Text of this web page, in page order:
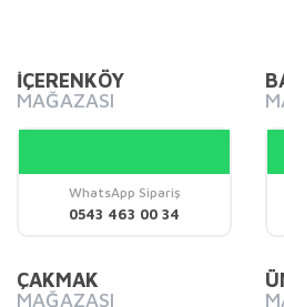
Yorum Yaz
Görüş ve önerileriniz için teşekkür
Ürün resmi kalitesiz, bozuk veya
Ürün bilgilerinde hatalar bulunuyor.
Ürün fiyatı diğer sitelerden daha
İÇERENKÖY
MAĞAZASI
WhatsApp Sipariş
0543 463 00 34
ÇAKMAK
MAĞAZASI